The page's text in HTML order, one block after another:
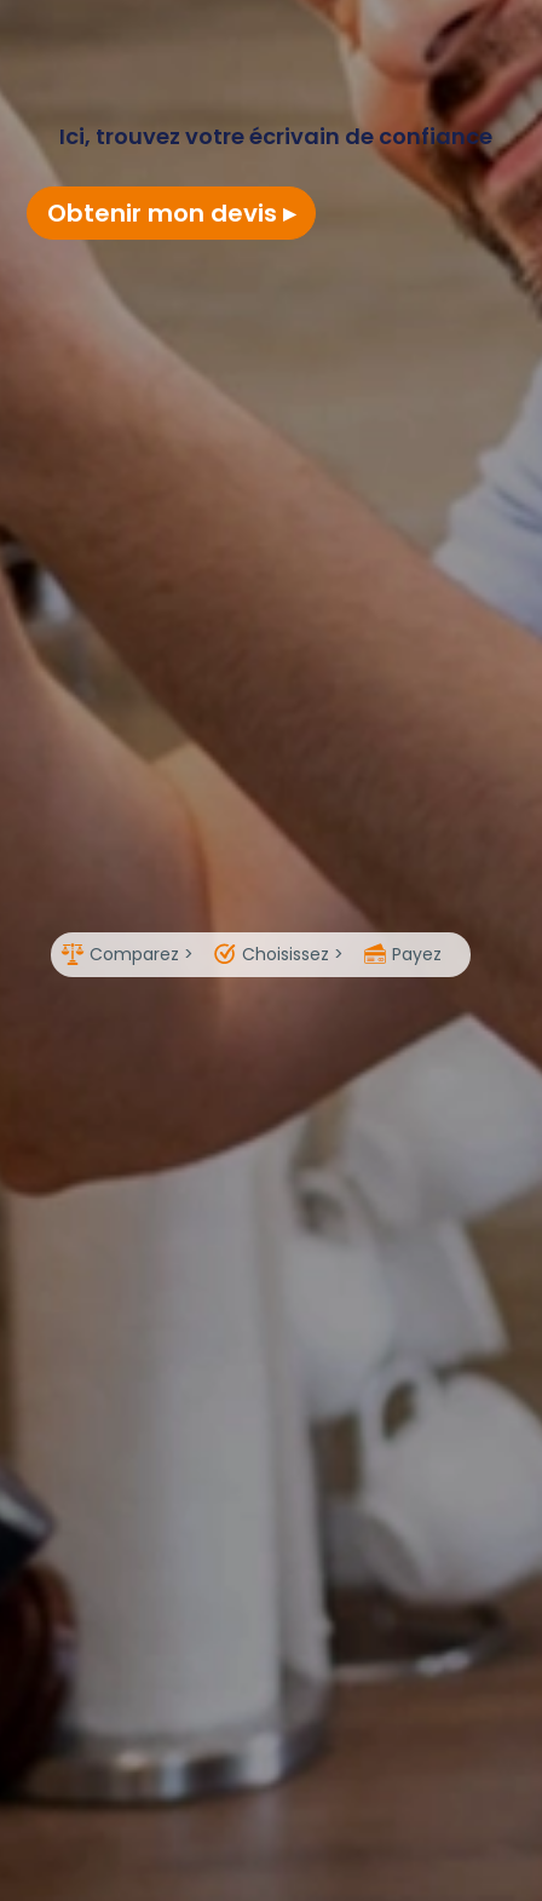
Ici, trouvez votre écrivain de confiance
Obtenir mon devis
Comparez > Choisissez > Payez